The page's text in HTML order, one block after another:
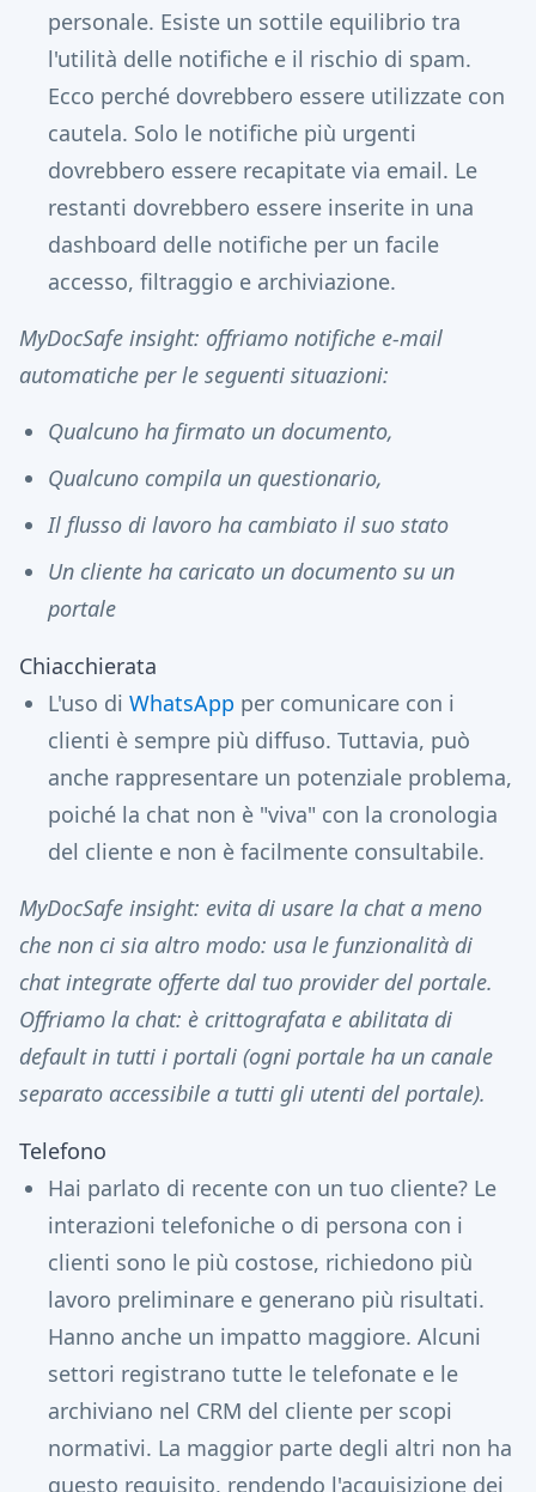
personale. Esiste un sottile equilibrio tra
l'utilità delle notifiche e il rischio di spam.
Ecco perché dovrebbero essere utilizzate con
cautela. Solo le notifiche più urgenti
dovrebbero essere recapitate via email. Le
restanti dovrebbero essere inserite in una
dashboard delle notifiche per un facile
accesso, filtraggio e archiviazione.
MyDocSafe insight: offriamo notifiche e-mail
automatiche per le seguenti situazioni:
Qualcuno ha firmato un documento,
Qualcuno compila un questionario,
Il flusso di lavoro ha cambiato il suo stato
Un cliente ha caricato un documento su un
portale
Chiacchierata
L'uso di WhatsApp per comunicare con i
clienti è sempre più diffuso. Tuttavia, può
anche rappresentare un potenziale problema,
poiché la chat non è "viva" con la cronologia
del cliente e non è facilmente consultabile.
MyDocSafe insight: evita di usare la chat a meno
che non ci sia altro modo: usa le funzionalità di
chat integrate offerte dal tuo provider del portale.
Offriamo la chat: è crittografata e abilitata di
default in tutti i portali (ogni portale ha un canale
separato accessibile a tutti gli utenti del portale).
Telefono
Hai parlato di recente con un tuo cliente? Le
interazioni telefoniche o di persona con i
clienti sono le più costose, richiedono più
lavoro preliminare e generano più risultati.
Hanno anche un impatto maggiore. Alcuni
settori registrano tutte le telefonate e le
archiviano nel CRM del cliente per scopi
normativi. La maggior parte degli altri non ha
questo requisito, rendendo l'acquisizione dei